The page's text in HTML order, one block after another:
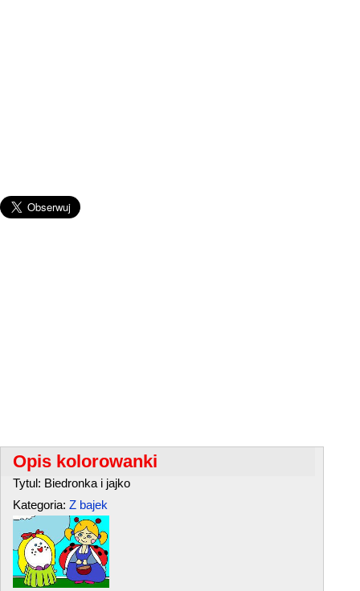
Opis kolorowanki
Tytul: Biedronka i jajko
Kategoria: Z bajek